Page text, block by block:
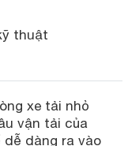
thuật
xe tải nhỏ
vận tải của
dễ dàng ra vào